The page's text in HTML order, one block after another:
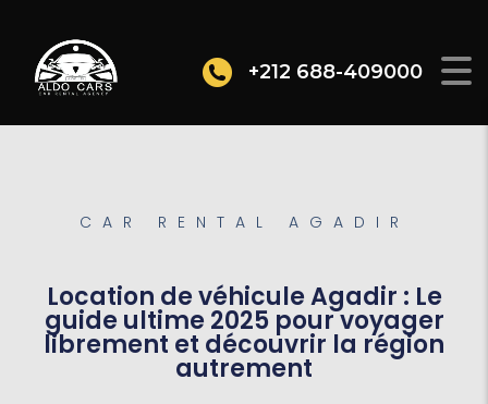
+212 688-409000
CAR RENTAL AGADIR
Location de véhicule Agadir : Le
guide ultime 2025 pour voyager
librement et découvrir la région
autrement